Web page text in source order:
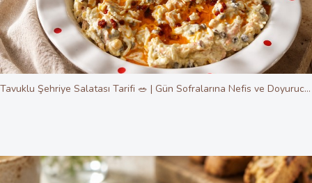
Tavuklu Şehriye Salatası Tarifi 🥗 | Gün Sofralarına Nefis ve Doyurucu Lezzet